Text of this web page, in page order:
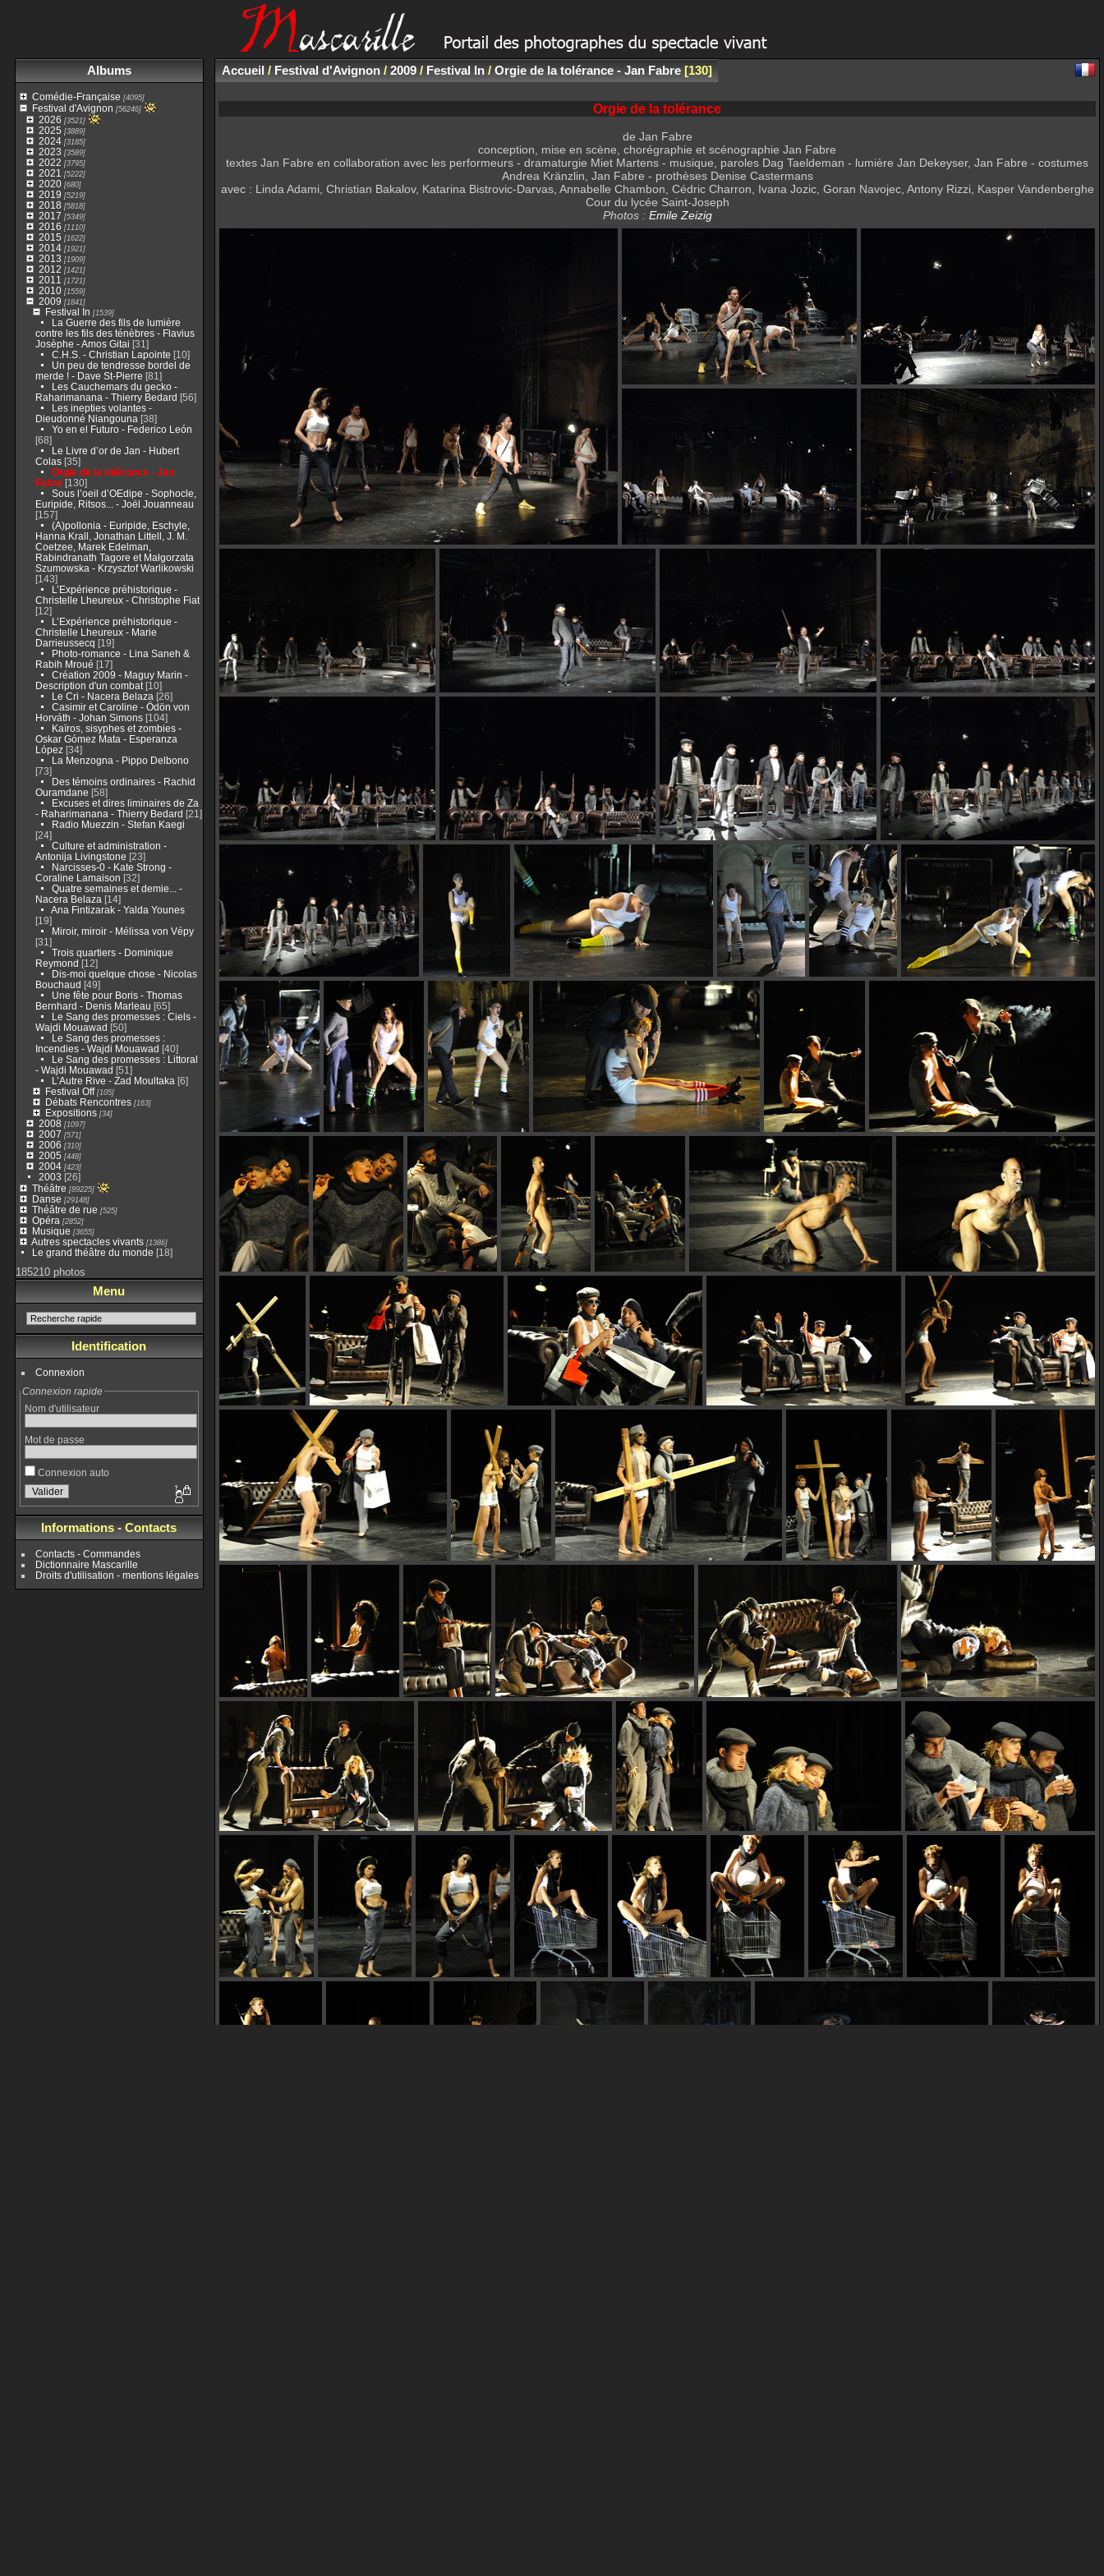
Albums
Comédie-Française [4095]
Festival d'Avignon [56246]
2026 [3521]
2025 [3889]
2024[3185]
2023 [3589]
2022 [3795]
2021 [5222]
2020[680]
2019 [5219]
2018 [5818]
2017 [5349]
2016 [1110]
2015 [1622]
2014[1921]
2013 [1909]
2012 [1421]
2011 [1721]
2010[1559]
2009 [1841]
Festival In [1539]
La Guerre des fils de lumière
contre les fils des ténèbres - Flavius
Josèphe - Amos Gitai [31]
C.H.S. - Christian Lapointe [10]
Un peu de tendresse bordel de
merde ! - Dave St-Pierre [81]
Les Cauchemars du gecko -
Raharimanana - Thierry Bedard [56]
Les inepties volantes -
Dieudonné Niangouna [38]
Yo en el Futuro - Federico León
[68]
Le Livre d’or de Jan - Hubert
Colas[35]
Orgie de la tolérance - Jan
Fabre[130]
Sous l’oeil d’OEdipe - Sophocle,
Euripide, Ritsos... - Joël Jouanneau
[157]
(A)pollonia - Euripide, Eschyle,
Hanna Krall, Jonathan Littell, J. M.
Coetzee, Marek Edelman,
Rabindranath Tagore et Małgorzata
Szumowska - Krzysztof Warlikowski
[143]
L’Expérience préhistorique -
Christelle Lheureux - Christophe Fiat
[12]
L’Expérience préhistorique -
Christelle Lheureux - Marie
Darrieussecq [19]
Photo-romance - Lina Saneh &
Rabih Mroué [17]
Création 2009 - Maguy Marin -
Description d'un combat[10]
Le Cri - Nacera Belaza [26]
Casimir et Caroline - Ödön von
Horváth - Johan Simons[104]
Kaïros, sisyphes et zombies -
Oskar Gómez Mata - Esperanza
López[34]
La Menzogna - Pippo Delbono
[73]
Des témoins ordinaires - Rachid
Ouramdane [58]
Excuses et dires liminaires de Za
- Raharimanana - Thierry Bedard [21]
Radio Muezzin - Stefan Kaegi
[24]
Culture et administration -
Antonija Livingstone [23]
Narcisses-0 - Kate Strong -
Coraline Lamaison [32]
Quatre semaines et demie... -
Nacera Belaza [14]
Ana Fintizarak - Yalda Younes
[19]
Miroir, miroir - Mélissa von Vépy
[31]
Trois quartiers - Dominique
Reymond [12]
Dis-moi quelque chose - Nicolas
Bouchaud [49]
Une fête pour Boris - Thomas
Bernhard - Denis Marleau [65]
Le Sang des promesses : Ciels -
Wajdi Mouawad [50]
Le Sang des promesses :
Incendies - Wajdi Mouawad [40]
Le Sang des promesses : Littoral
- Wajdi Mouawad [51]
L’Autre Rive - Zad Moultaka [6]
Festival Off[105]
Débats Rencontres[163]
Expositions[34]
2008 [1097]
2007 [571]
2006 [310]
2005 [448]
2004[423]
2003 [26]
Théâtre [89225]
Danse [29148]
Théâtre de rue [525]
Opéra [2852]
Musique [3655]
Autres spectacles vivants[1386]
Le grand théâtre du monde [18]
185210 photos
Menu
Identification
Connexion
Connexion rapide
Nom d'utilisateur
Mot de passe
Connexion auto
Informations - Contacts
Contacts - Commandes
Dictionnaire Mascarille
Droits d'utilisation - mentions légales
Accueil/ Festival d'Avignon/ 2009/ Festival In/ Orgie de la tolérance - Jan Fabre 130
Orgie de la tolérance
de Jan Fabre
conception, mise en scène, chorégraphie et scénographie Jan Fabre
textes Jan Fabre en collaboration avec les performeurs - dramaturgie Miet Martens - musique, paroles Dag Taeldeman - lumière Jan Dekeyser, Jan Fabre - costumes
Andrea Kränzlin, Jan Fabre - prothèses Denise Castermans
avec : Linda Adami, Christian Bakalov, Katarina Bistrovic-Darvas, Annabelle Chambon, Cédric Charron, Ivana Jozic, Goran Navojec, Antony Rizzi, Kasper Vandenberghe
Cour du lycée Saint-Joseph
Photos : Emile Zeizig